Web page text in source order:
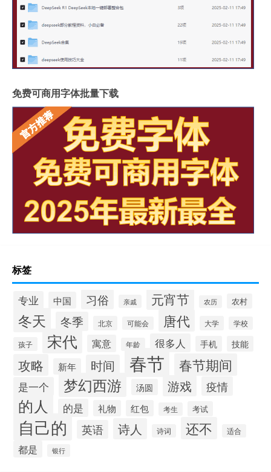
免费可商用字体批量下载
标签
专业 中国 习俗 亲戚 元宵节 农历 农村
冬天 冬季 北京 可能会 唐代 大学 学校
孩子 宋代 寓意 年龄 很多人 手机 技能
攻略 新年 时间 春节 春节期间
是一个 梦幻西游 汤圆 游戏 疫情
的人 的是 礼物 红包 考生 考试
自己的 英语 诗人 诗词 还不 适合
都是 银行